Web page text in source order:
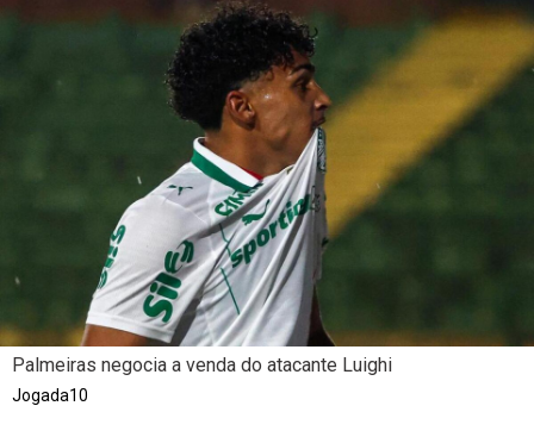
Palmeiras negocia a venda do atacante Luighi
Jogada10